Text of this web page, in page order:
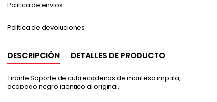
Politica de envios
Politica de devoluciones
DESCRIPCIÓN DETALLES DE PRODUCTO
Tirante Soporte de cubrecadenas de montesa impala,
acabado negro identico al original.